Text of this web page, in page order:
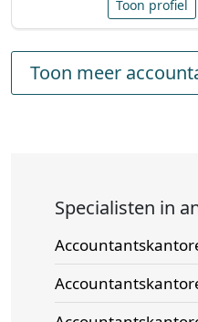
Toon profiel
Toon meer
Specialisten in